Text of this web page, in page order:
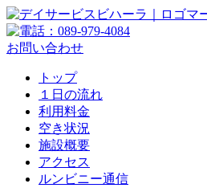
お問い合わせ
トップ
１日の流れ
利用料金
空き状況
施設概要
アクセス
ルンビニー通信